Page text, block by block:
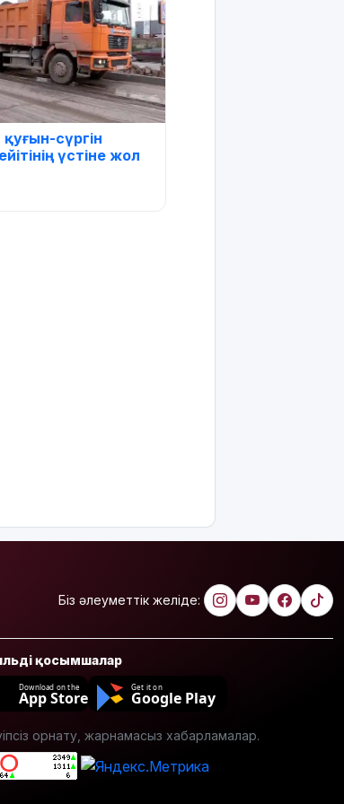
сүргін
үстіне жол
Біз әлеуметтік желіде:
қосымшалар
Download on the
App Store
Get it on
Google Play
орнату, жарнамасыз хабарламалар.